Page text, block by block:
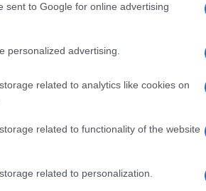
sent to Google for online advertising
personalized advertising.
related to analytics like cookies on
related to functionality of the website
related to personalization.
sul suo ranking
in avanti è un chiaro
In conferenza stampa, il
traguardo raggiunto,
del proprio gioco e